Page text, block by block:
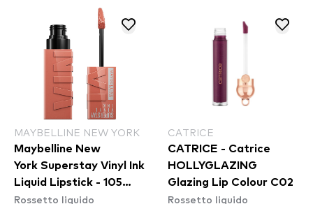
MAYBELLINE NEW YORK
Maybelline New
York Superstay Vinyl Ink
Liquid Lipstick - 105
Golden
Rossetto liquido
CATRICE
CATRICE - Catrice
HOLLYGLAZING
Glazing Lip Colour C02
Rossetto liquido